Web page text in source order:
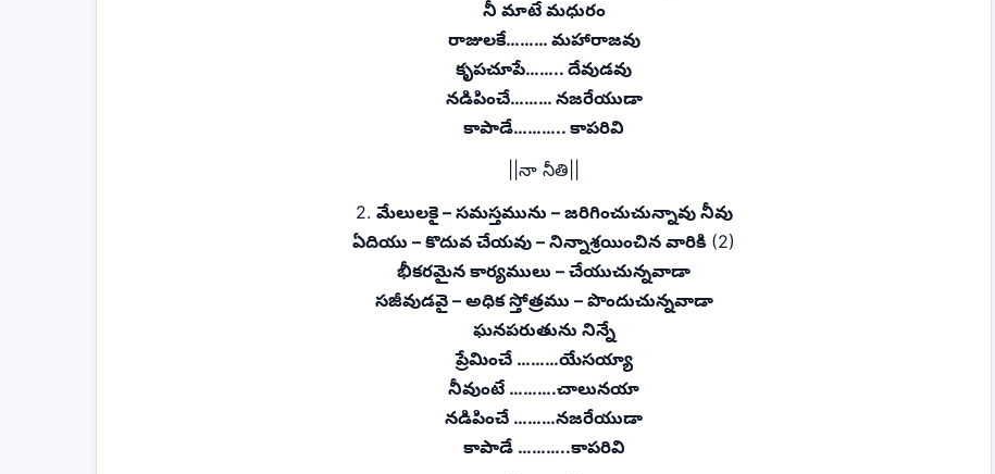
నీ మాటే మధురం
రాజులకే……… మహారాజవు
కృపచూపే…….. దేవుడవు
నడిపించే……… నజరేయుడా
కాపాడే……….. కాపరివి
||నా నీతి||
2. మేలులకై – సమస్తమును – జరిగించుచున్నావు నీవు
ఏదియు – కొదువ చేయవు – నిన్నాశ్రయించిన వారికి (2)
భీకరమైన కార్యములు – చేయుచున్నవాడా
సజీవుడవై – అధిక స్తోత్రము – పొందుచున్నవాడా
ఘనపరుతును నిన్నే
ప్రేమించే ………యేసయ్యా
నీవుంటే ……….చాలునయా
నడిపించే ………నజరేయుడా
కాపాడే ………..కాపరివి